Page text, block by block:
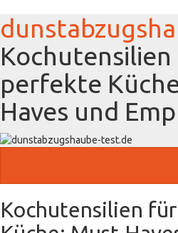
perfekte
Haves und
Kochutensilien